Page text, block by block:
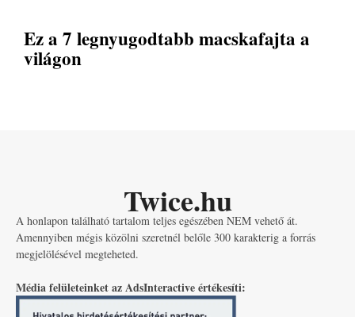
Ez a 7 legnyugodtabb macskafajta a
világon
Twice.hu
A honlapon található tartalom teljes egészében NEM vehető át.
Amennyiben mégis közölni szeretnél belőle 300 karakterig a forrás
megjelölésével megteheted.
Média felületeinket az AdsInteractive értékesíti: